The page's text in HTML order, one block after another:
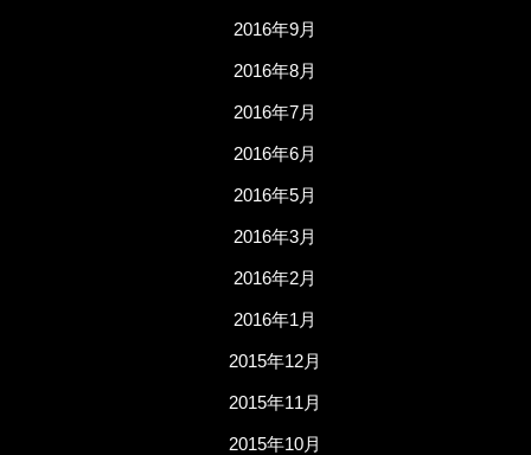
2016年9月
2016年8月
2016年7月
2016年6月
2016年5月
2016年3月
2016年2月
2016年1月
2015年12月
2015年11月
2015年10月